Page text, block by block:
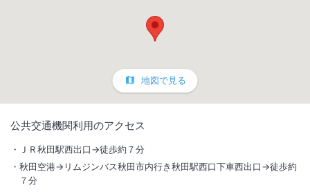
ＪＲ秋田駅西口徒歩7分・近隣に飲食店多数・清潔感ある落ち着いた客
地図で見る
公共交通機関利用のアクセス
ＪＲ秋田駅西出口→徒歩約７分
秋田空港→リムジンバス秋田市内行き秋田駅西口下車西出口→徒歩約
７分